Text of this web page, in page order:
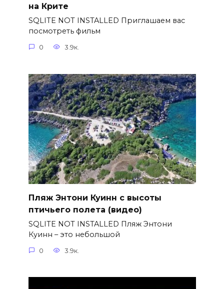
на Крите
SQLITE NOT INSTALLED Приглашаем вас
посмотреть фильм
0 3.9к.
Пляж Энтони Куинн с высоты
птичьего полета (видео)
SQLITE NOT INSTALLED Пляж Энтони
Куинн – это небольшой
0 3.9к.